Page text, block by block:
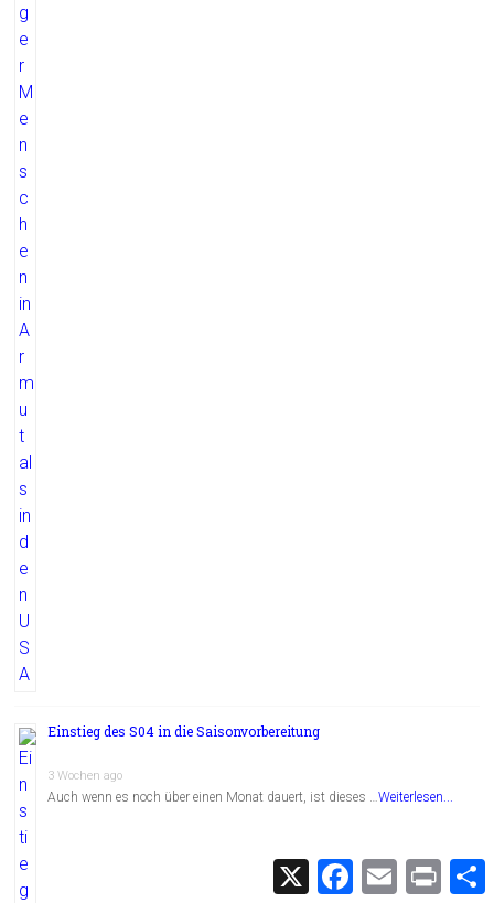
Einstieg des S04 in die Saisonvorbereitung
3 Wochen ago
Auch wenn es noch über einen Monat dauert, ist dieses …Weiterlesen...
X
F
E
m
P